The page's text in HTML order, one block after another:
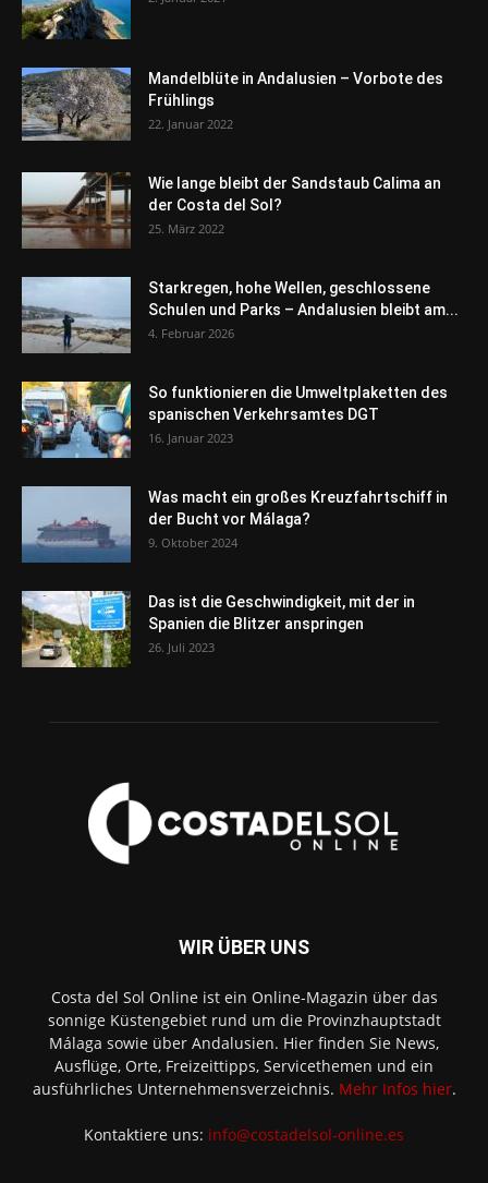
Mandelblüte in Andalusien – Vorbote des
Frühlings
22. Januar 2022
Wie lange bleibt der Sandstaub Calima an
der Costa del Sol?
25. März 2022
Starkregen, hohe Wellen, geschlossene
Schulen und Parks – Andalusien bleibt am...
4. Februar 2026
So funktionieren die Umweltplaketten des
spanischen Verkehrsamtes DGT
16. Januar 2023
Was macht ein großes Kreuzfahrtschiff in
der Bucht vor Málaga?
9. Oktober 2024
Das ist die Geschwindigkeit, mit der in
Spanien die Blitzer anspringen
26. Juli 2023
WIR ÜBER UNS
Costa del Sol Online ist ein Online-Magazin über das
sonnige Küstengebiet rund um die Provinzhauptstadt
Málaga sowie über Andalusien. Hier finden Sie News,
Ausflüge, Orte, Freizeittipps, Servicethemen und ein
ausführliches Unternehmensverzeichnis. Mehr Infos hier.
Kontaktiere uns: info@costadelsol-online.es